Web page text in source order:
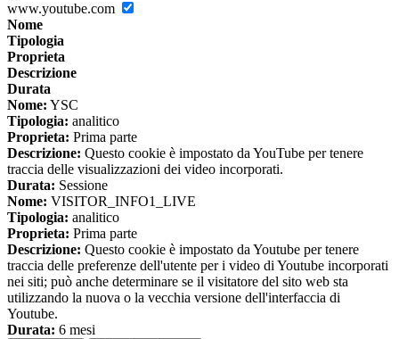
www.youtube.com
Nome
Tipologia
Proprieta
Descrizione
Durata
Nome: YSC
Tipologia: analitico
Proprieta: Prima parte
Descrizione: Questo cookie è impostato da YouTube per tenere
traccia delle visualizzazioni dei video incorporati.
Durata: Sessione
Nome: VISITOR_INFO1_LIVE
Tipologia: analitico
Proprieta: Prima parte
Descrizione: Questo cookie è impostato da Youtube per tenere
traccia delle preferenze dell'utente per i video di Youtube incorporati
nei siti; può anche determinare se il visitatore del sito web sta
utilizzando la nuova o la vecchia versione dell'interfaccia di
Youtube.
Durata: 6 mesi